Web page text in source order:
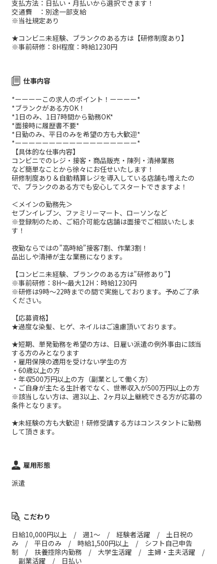
支払方法：日払い・月払いから選択できます！
交通費 ：別途一部支給
※当社規定あり
★コンビニ未経験、ブランクのある方は【研修制度あり】
※事前研修：8H程度：時給1230円
仕事内容
*ーーーーこの求人のポイント！ーーーー*
*ブランクがある方OK！
*1日のみ、1日7時間から勤務OK*
*面接時に履歴書不要*
*日勤のみ、平日のみを希望の方も大歓迎*
*ーーーーーーーーーーーーーーーーーー*
【具体的な仕事内容】
コンビニでのレジ・接客・商品販売・陳列・清掃業務
など簡単なことから徐々にお任せいたします！
研修制度あり＆自動精算レジを導入している店舗も増えたの
で、ブランクのある方でも安心してスタートできますよ！
＜メインの勤務先＞
セブンイレブン、ファミリーマート、ローソンなど
※登録制のため、ご紹介可能な店舗は面接でご相談いたしま
す！
夜勤ならではの”高時給”接客7割、作業3割！
品出しや清掃が主な業務になります。
【コンビニ未経験、ブランクのある方は"研修あり"】
※事前研修：8H～最大12H：時給1230円
※研修は9時～22時までの間で実施しております。予めご了承
ください。
【応募資格】
★過度な染髪、ヒゲ、ネイルはご遠慮頂いております。
★短期、単発勤務を希望の方は、日雇い派遣の例外事由に該当
する方のみとなります
・雇用保険の適用を受けない学生の方
・60歳以上の方
・年収500万円以上の方（副業として働く方）
・ご自身が主たる生計者でなく、世帯収入が500万円以上の方
※該当しない方は、週3以上、2ヶ月以上継続できる方が応募の
条件となります。
★未経験の方も大歓迎！研修受講する方はコンスタントに勤務
して頂きます。
雇用形態
派遣
こだわり
日給10,000円以上 / 週1～ / 経験者活躍 / 土日祝の
み / 平日のみ / 時給1,500円以上 / シフト自己申告
制 / 扶養控除内勤務 / 大学生活躍 / 主婦・主夫活躍 /
副業活躍 / 日払い